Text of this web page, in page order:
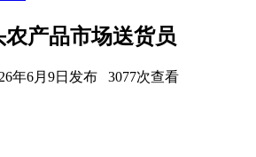
产品市场送货员
年6月9日发布 3077次查看